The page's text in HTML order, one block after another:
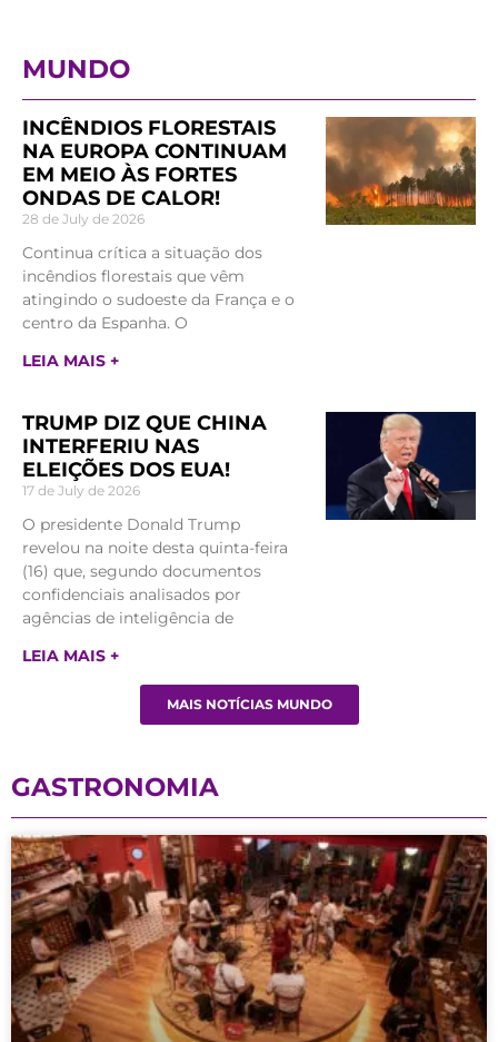
MUNDO
INCÊNDIOS FLORESTAIS
NA EUROPA CONTINUAM
EM MEIO ÀS FORTES
ONDAS DE CALOR!
28 de July de 2026
Continua crítica a situação dos
incêndios florestais que vêm
atingindo o sudoeste da França e o
centro da Espanha. O
LEIA MAIS +
TRUMP DIZ QUE CHINA
INTERFERIU NAS
ELEIÇÕES DOS EUA!
17 de July de 2026
O presidente Donald Trump
revelou na noite desta quinta-feira
(16) que, segundo documentos
confidenciais analisados por
agências de inteligência de
LEIA MAIS +
MAIS NOTÍCIAS MUNDO
GASTRONOMIA